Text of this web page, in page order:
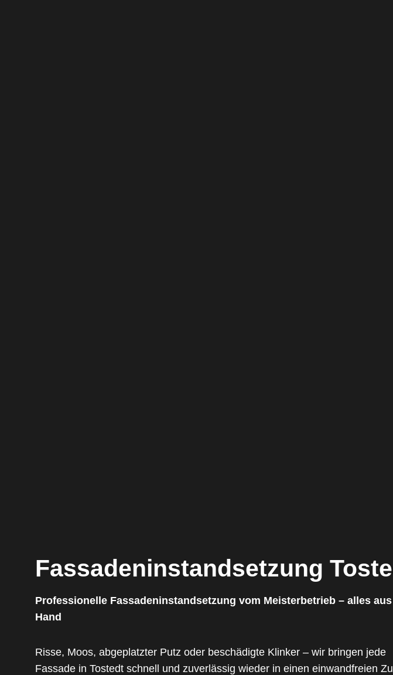
Fassadeninstandsetzung
Professionelle Fassadeninstandsetzung vom Meisterbetrieb – alles
Hand
Risse, Moos, abgeplatzter Putz oder beschädigte Klinker – wir bringen jede
Fassade in Tostedt schnell und zuverlässig wieder in einen einwandfreien